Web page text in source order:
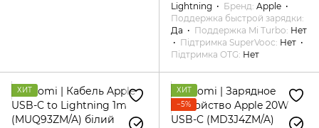
Lightning
Бренд Apple
Поддержка быстрой зарядки
Да
Поддержка Mi Turbo Нет
Підтримка SuperVooc Нет
Підтримка OTG Нет
ХИТ
ХИТ
−5%